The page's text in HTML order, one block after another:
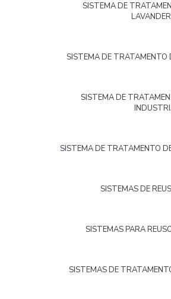
SISTEMA DE
SISTEMA DE TRATAMENTO
SISTEMA DE
SISTEMA DE TRATAMENTO
SISTEMAS DE
SISTEMAS PARA
SISTEMAS DE